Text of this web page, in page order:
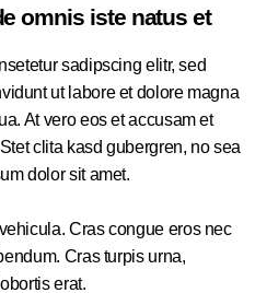
omnis iste natus et
sadipscing elitr, sed
ut labore et dolore magna
At vero eos et accusam et
clita kasd gubergren, no sea
dolor sit amet.
Cras congue eros nec
Cras turpis urna,
erat.